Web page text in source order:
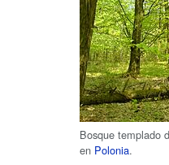
Bosque templado
en Polonia.